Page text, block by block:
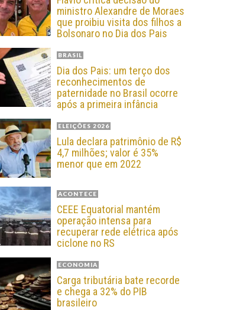
ministro Alexandre de Moraes
que proibiu visita dos filhos a
Bolsonaro no Dia dos Pais
BRASIL
Dia dos Pais: um terço dos
reconhecimentos de
paternidade no Brasil ocorre
após a primeira infância
ELEIÇÕES 2026
Lula declara patrimônio de R$
4,7 milhões; valor é 35%
menor que em 2022
ACONTECE
CEEE Equatorial mantém
operação intensa para
recuperar rede elétrica após
ciclone no RS
ECONOMIA
Carga tributária bate recorde
e chega a 32% do PIB
brasileiro